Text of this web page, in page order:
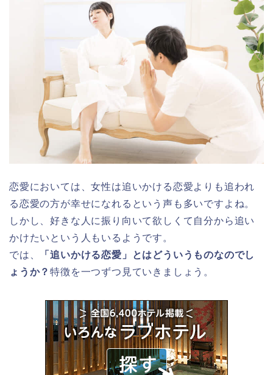
恋愛においては、女性は追いかける恋愛よりも追われ
る恋愛の方が幸せになれるという声も多いですよね。
しかし、好きな人に振り向いて欲しくて自分から追い
かけたいという人もいるようです。
では、
「追いかける恋愛」とはどういうものなのでし
ょうか？特徴を一つずつ見ていきましょう。